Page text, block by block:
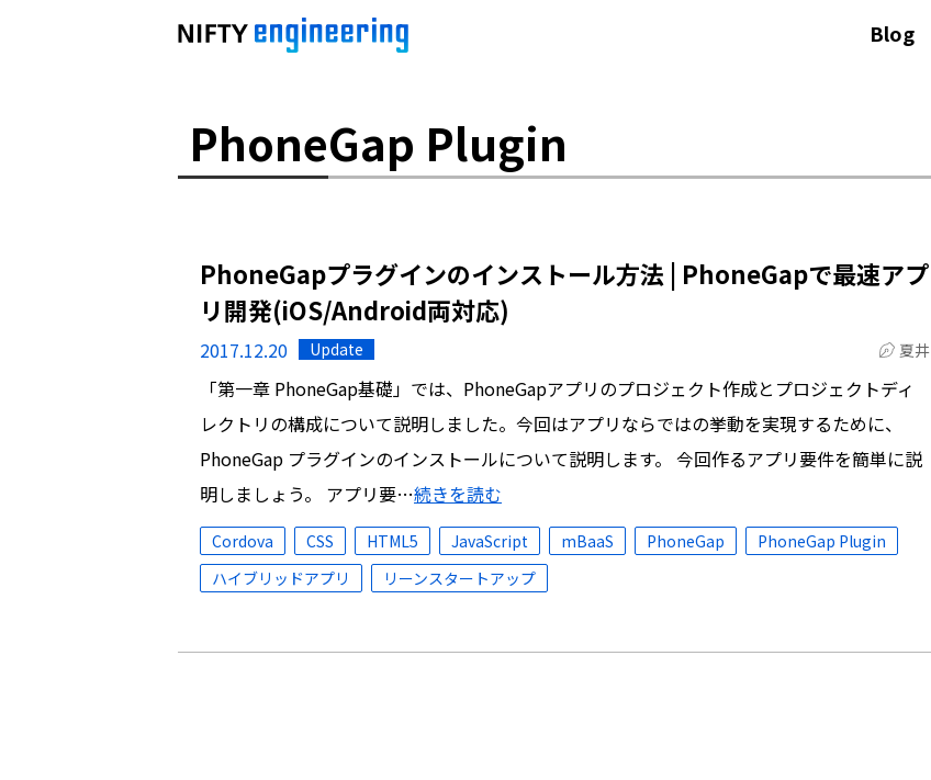
Blog
PhoneGap Plugin
PhoneGapプラグインのインストール方法 | PhoneGapで最速アプ
リ開発(iOS/Android両対応)
2017.12.20 Update 夏井
「第一章 PhoneGap基礎」では、PhoneGapアプリのプロジェクト作成とプロジェクトディ
レクトリの構成について説明しました。今回はアプリならではの挙動を実現するために、
PhoneGap プラグインのインストールについて説明します。 今回作るアプリ要件を簡単に説
明しましょう。 アプリ要…続きを読む
Cordova CSS HTML5 JavaScript mBaaS PhoneGap
PhoneGap Plugin
ハイブリッドアプリ
リーンスタートアップ